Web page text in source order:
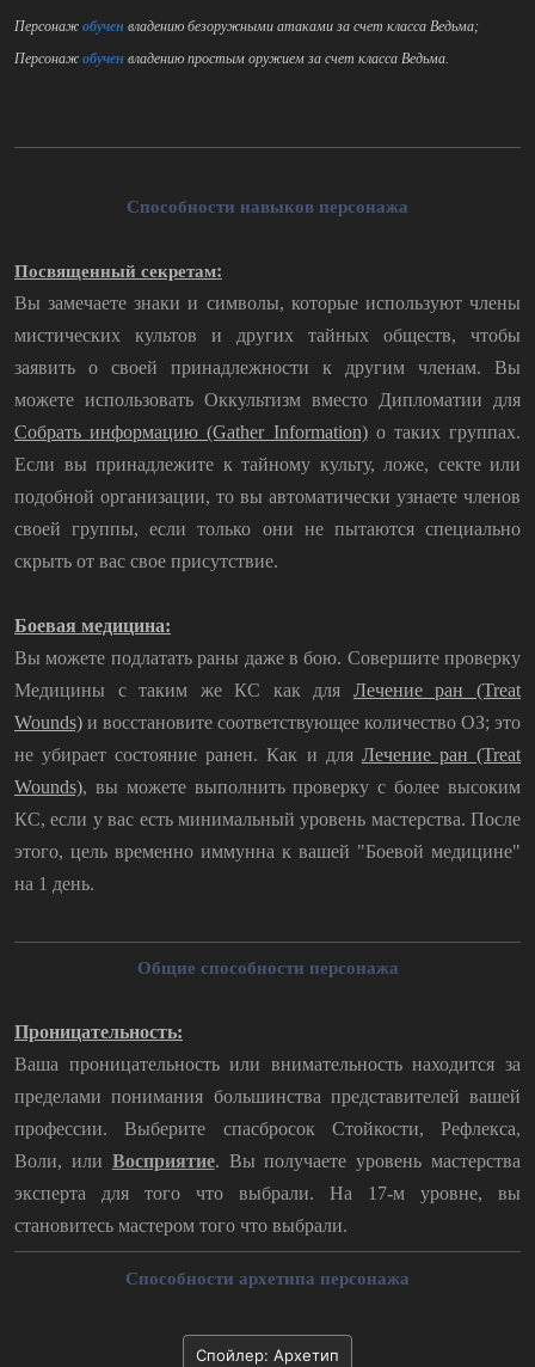
Персонаж обучен владению безоружными атаками за счет класса Ведьма;
Персонаж обучен владению простым оружием за счет класса Ведьма.
Способности навыков персонажа
Посвященный секретам:
Вы замечаете знаки и символы, которые используют члены
мистических культов и других тайных обществ, чтобы
заявить о своей принадлежности к другим членам. Вы
можете использовать Оккультизм вместо Дипломатии для
Собрать информацию (Gather Information)о таких группах.
Если вы принадлежите к тайному культу, ложе, секте или
подобной организации, то вы автоматически узнаете членов
своей группы, если только они не пытаются специально
скрыть от вас свое присутствие.
Боевая медицина:
Вы можете подлатать раны даже в бою. Совершите проверку
Медицины с таким же КС как для Лечение ран (Treat
Wounds) и восстановите соответствующее количество ОЗ; это
не убирает состояние ранен. Как и для Лечение ран (Treat
Wounds), вы можете выполнить проверку с более высоким
КС, если у вас есть минимальный уровень мастерства. После
этого, цель временно иммунна к вашей "Боевой медицине"
на 1 день.
Общие способности персонажа
Проницательность:
Ваша проницательность или внимательность находится за
пределами понимания большинства представителей вашей
профессии. Выберите спасбросок Стойкости, Рефлекса,
Воли, или Восприятие. Вы получаете уровень мастерства
эксперта для того что выбрали. На 17-м уровне, вы
становитесь мастером того что выбрали.
Способности архетипа персонажа
Спойлер: Архетип